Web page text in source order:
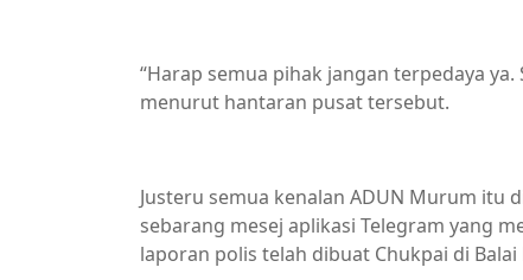
“Harap semua pihak jangan terpedaya
menurut hantaran pusat tersebut.
Justeru semua kenalan ADUN Murum itu
sebarang mesej aplikasi Telegram yang
laporan polis telah dibuat Chukpai di